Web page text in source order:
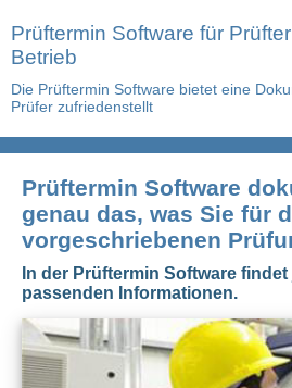
Prüftermin Software für
Betrieb
Die Prüftermin Software bietet eine
Prüfer zufriedenstellt
Prüftermin Software
genau das, was Sie für
vorgeschriebenen
In der Prüftermin Software
passenden Informationen.